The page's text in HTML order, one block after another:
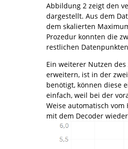
Abbildung 2 zeigt den
dargestellt. Aus dem
dem skalierten
Prozedur konnten die
restlichen
Ein weiterer Nutzen
erweitern, ist in der
benötigt, können diese
einfach, weil bei der
Weise automatisch
mit dem Decoder